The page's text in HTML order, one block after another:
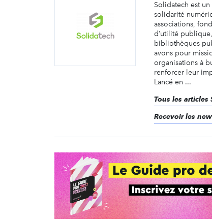
Solidatech est
solidarité
associations,
d’utilité
bibliothèques
avons pour
organisations à
renforcer leur
Lancé en ...
Tous les articles
Recevoir les